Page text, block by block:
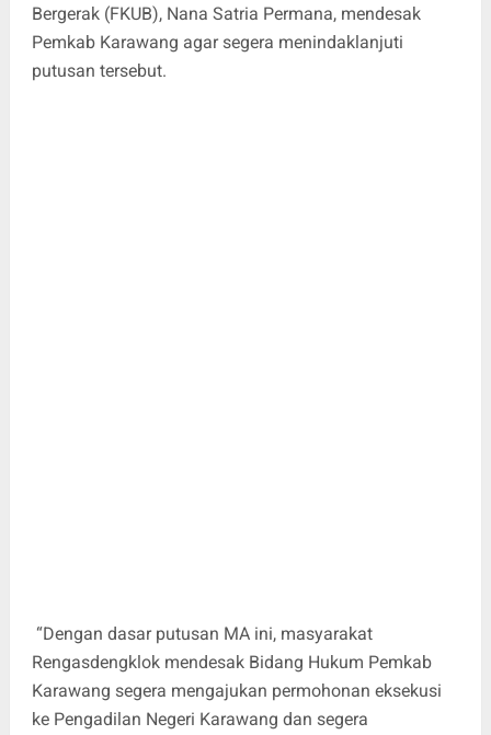
Bergerak (FKUB), Nana Satria Permana, mendesak
Pemkab Karawang agar segera menindaklanjuti
putusan tersebut.
“Dengan dasar putusan MA ini, masyarakat
Rengasdengklok mendesak Bidang Hukum Pemkab
Karawang segera mengajukan permohonan eksekusi
ke Pengadilan Negeri Karawang dan segera